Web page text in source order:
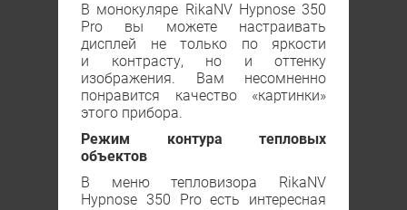
В монокуляре RikaNV Hypnose 350
Рro вы можете настраивать
дисплей не только по яркости
и контрасту, но и оттенку
изображения. Вам несомненно
понравится качество «картинки»
этого прибора.
Режим контура тепловых
объектов
В меню тепловизора RikaNV
Hypnose 350 Рro есть интересная